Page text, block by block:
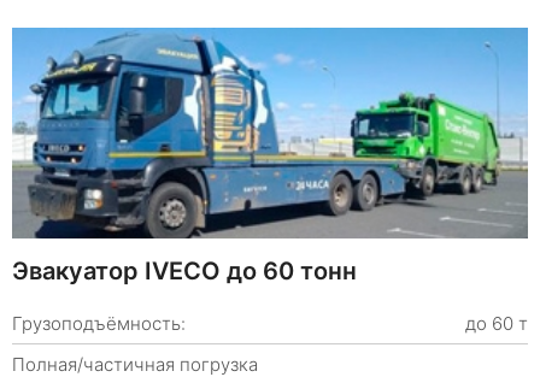
Эвакуатор IVECO до 60 тонн
Грузоподъёмность:
до 60 т
Полная/частичная погрузка